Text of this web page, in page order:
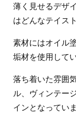
薄く見せるデザ
はどんなテイス
素材にはオイル
垢材を使用して
落ち着いた雰囲
ル、ヴィンテー
インとなってい